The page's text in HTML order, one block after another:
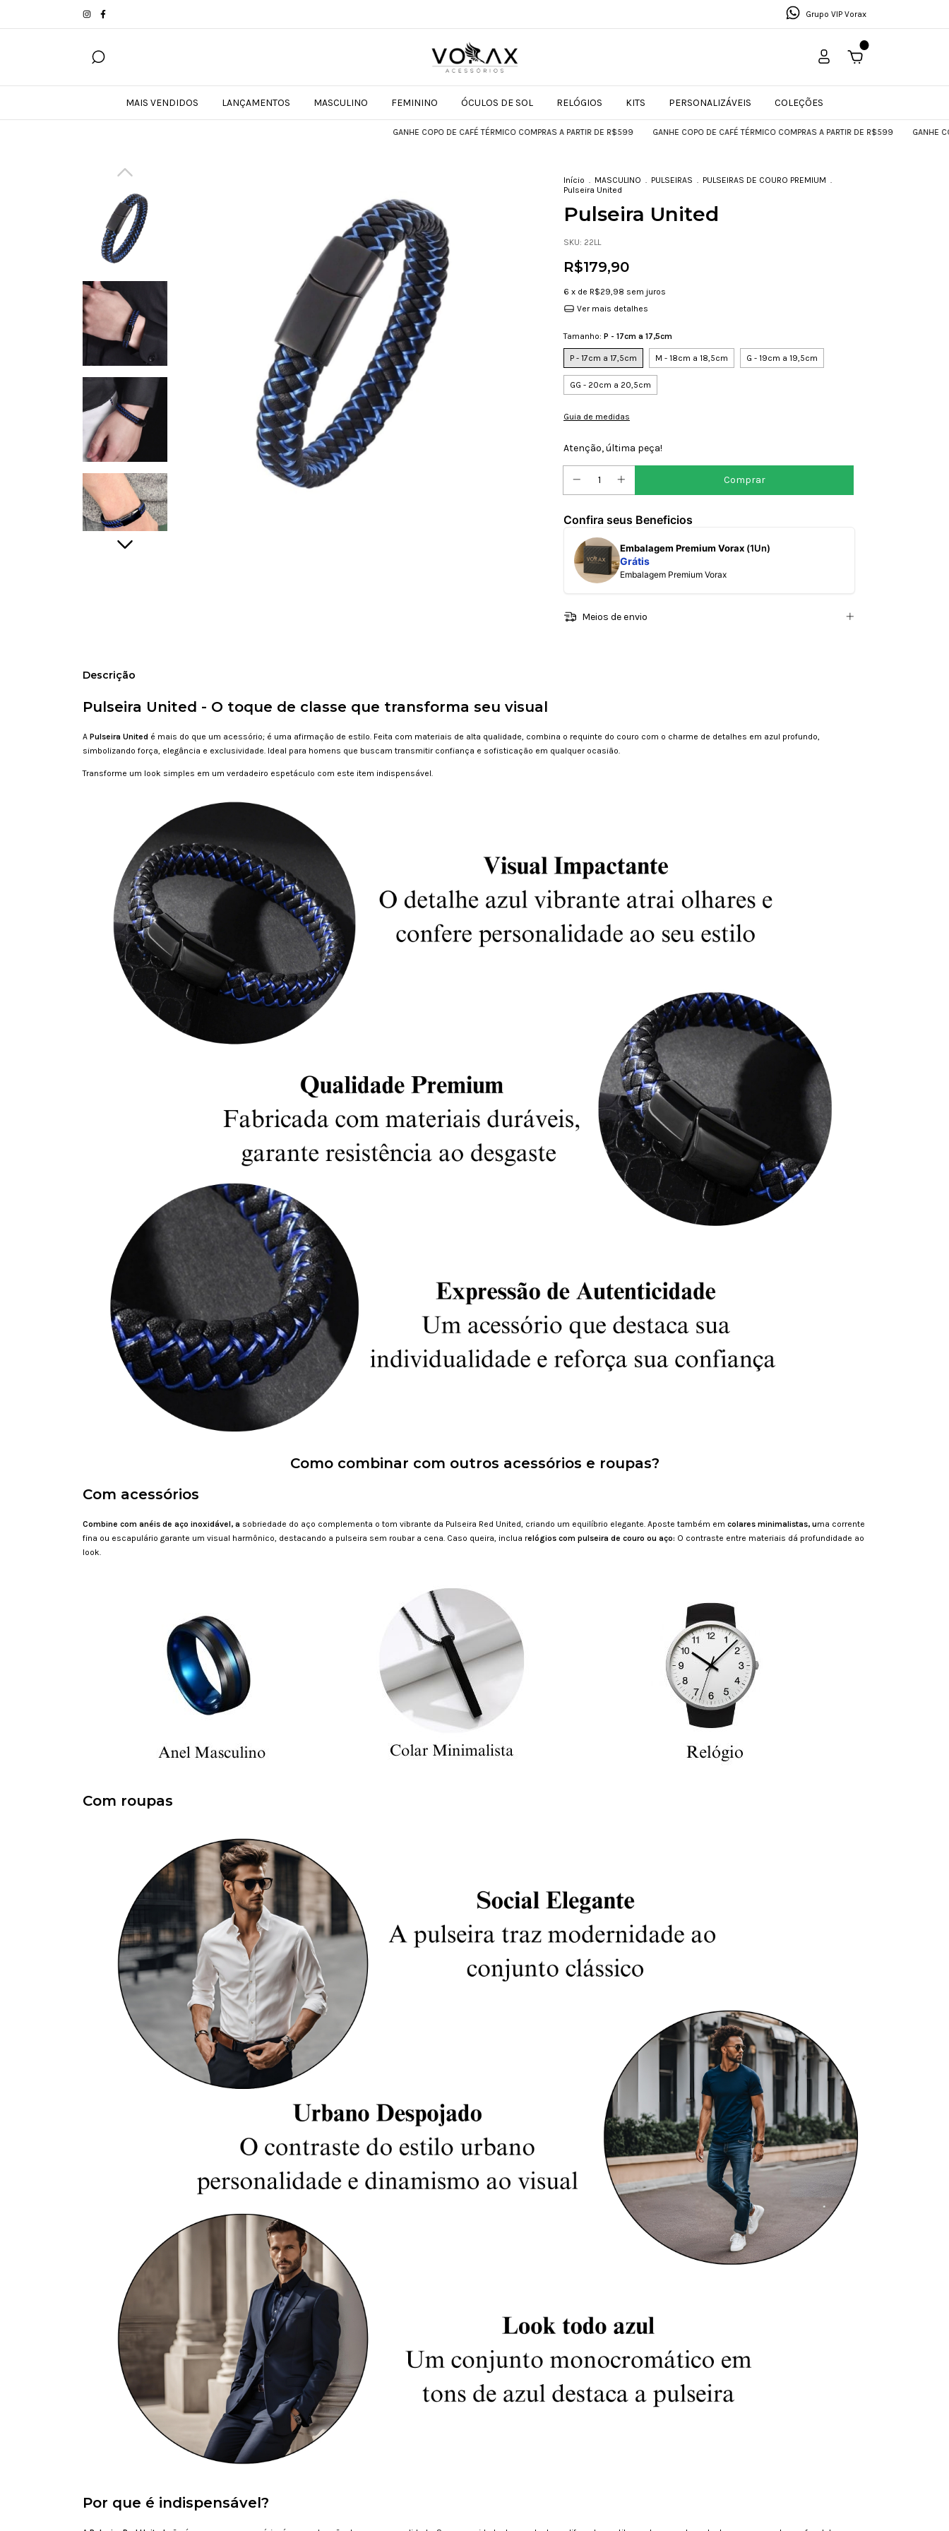
Grupo VIP Vorax
MAIS VENDIDOS LANÇAMENTOS MASCULINO FEMININO ÓCULOS DE SOL RELÓGIOS KITS PERSONALIZÁVEIS COLEÇÕES
GANHE COPO DE CAFÉ TÉRMICO COMPRAS A PARTIR DE R$599 GANHE COPO DE CAFÉ TÉRMICO COMPRAS A PARTIR DE R$599 GANHE COPO DE
Início . MASCULINO . PULSEIRAS . PULSEIRAS DE COURO PREMIUM .
Pulseira United
Pulseira United
SKU: 22LL
R$179,90
6 x de R$29,98 sem juros
Ver mais detalhes
Tamanho: P - 17cm a 17,5cm
P - 17cm a 17,5cm M - 18cm a 18,5cm G - 19cm a 19,5cm
GG - 20cm a 20,5cm
Guia de medidas
Atenção, última peça!
Confira seus Beneficios
Embalagem Premium Vorax (1Un)
Grátis
Embalagem Premium Vorax
Meios de envio
Descrição
Pulseira United - O toque de classe que transforma seu visual
A Pulseira United é mais do que um acessório; é uma afirmação de estilo. Feita com materiais de alta qualidade, combina o requinte do couro com o charme de detalhes em azul profundo,
simbolizando força, elegância e exclusividade. Ideal para homens que buscam transmitir confiança e sofisticação em qualquer ocasião.
Transforme um look simples em um verdadeiro espetáculo com este item indispensável.
Como combinar com outros acessórios e roupas?
Com acessórios
Combine com anéis de aço inoxidável, a sobriedade do aço complementa o tom vibrante da Pulseira Red United, criando um equilíbrio elegante. Aposte também em colares minimalistas, uma corrente
fina ou escapulário garante um visual harmônico, destacando a pulseira sem roubar a cena. Caso queira, inclua relógios com pulseira de couro ou aço: O contraste entre materiais dá profundidade ao
look.
Com roupas
Por que é indispensável?